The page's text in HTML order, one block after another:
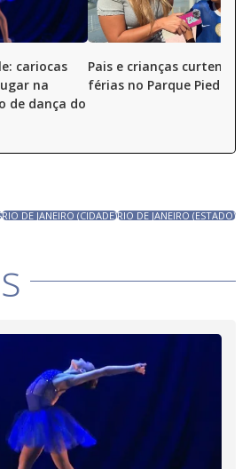
cariocas
na
de dança do
Pais e crianças curtem as
férias no Parque Piedade
RIO DE JANEIRO (CIDADE)RIO DE JANEIRO (ESTADO)